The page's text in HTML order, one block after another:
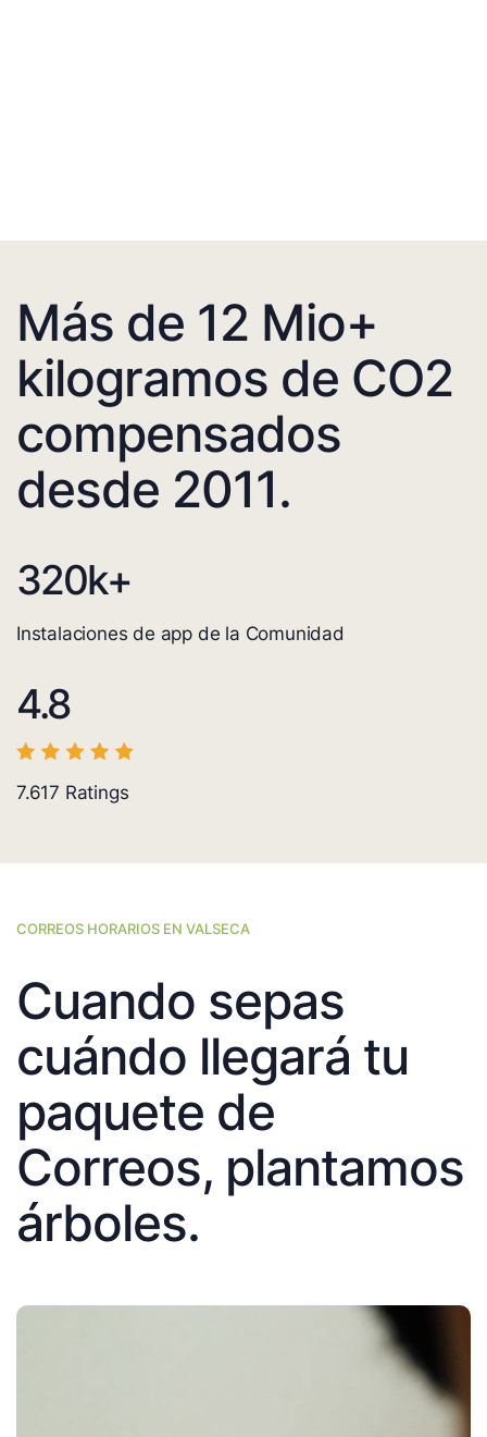
Más de 12 Mio+
kilogramos de CO2
compensados
desde 2011.
320k+
Instalaciones de app de la Comunidad
4.8
7.617 Ratings
CORREOS HORARIOS EN VALSECA
Cuando sepas
cuándo llegará tu
paquete de
Correos, plantamos
árboles.